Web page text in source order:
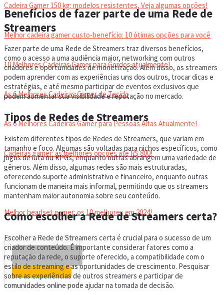
Cadeira Gamer 150 kg: modelos resistentes, Veja algumas opções!
Melhor cadeira gamer custo-benefício: 10 ótimas opções para você
10 Melhores Cadeiras Gamer para Gordos atualmente!
As 6 Melhores Cadeiras Gamer de Tecido
As 6 Melhores Cadeiras Gamer para Pessoas Altas Atualmente!
Cadeiras gamer: as melhores opções até R$ 800!
HEADSET
Melhor headset gamer: os 10 melhores em 2024!
Benefícios de fazer parte de uma Rede de
Streamers
Fazer parte de uma Rede de Streamers traz diversos benefícios,
como o acesso a uma audiência maior, networking com outros
criadores e oportunidades de monetização. Além disso, os streamers
podem aprender com as experiências uns dos outros, trocar dicas e
estratégias, e até mesmo participar de eventos exclusivos que
podem aumentar sua visibilidade e reputação no mercado.
Tipos de Redes de Streamers
Existem diferentes tipos de Redes de Streamers, que variam em
tamanho e foco. Algumas são voltadas para nichos específicos, como
jogos de luta ou RPGs, enquanto outras abrangem uma variedade de
gêneros. Além disso, algumas redes são mais estruturadas,
oferecendo suporte administrativo e financeiro, enquanto outras
funcionam de maneira mais informal, permitindo que os streamers
mantenham maior autonomia sobre seu conteúdo.
Como escolher a Rede de Streamers certa?
Escolher a Rede de Streamers certa é crucial para o sucesso de um
criador de conteúdo. É importante considerar fatores como a
reputação da rede, o suporte oferecido, a compatibilidade com o
estilo de streaming e as oportunidades de crescimento. Pesquisar
sobre as experiências de outros streamers e participar de
comunidades online pode ajudar na tomada de decisão.